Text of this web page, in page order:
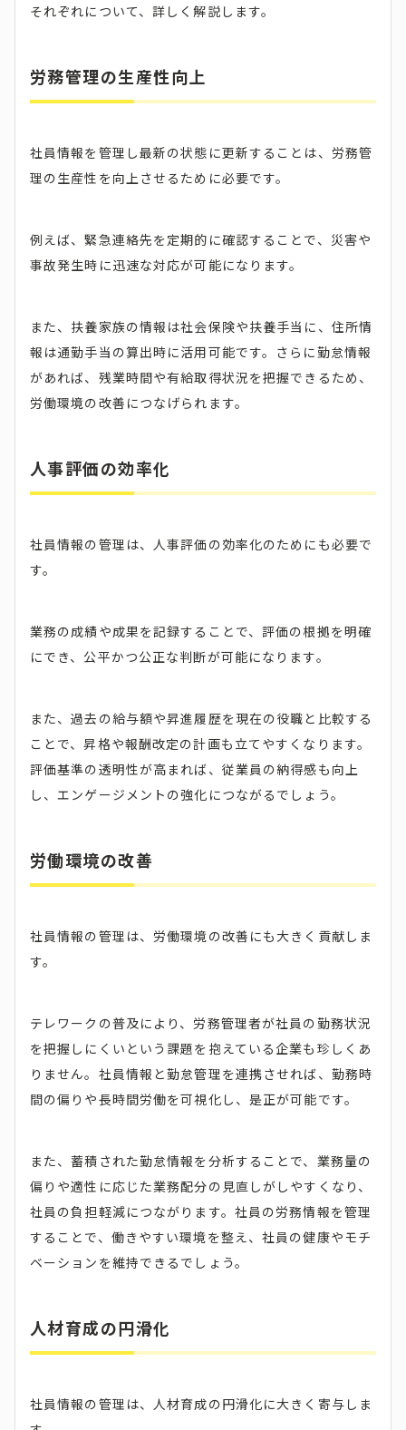
それぞれについて、詳しく解説します。
労務管理の生産性向上
社員情報を管理し最新の状態に更新することは、労務管
理の生産性を向上させるために必要です。
例えば、緊急連絡先を定期的に確認することで、災害や
事故発生時に迅速な対応が可能になります。
また、扶養家族の情報は社会保険や扶養手当に、住所情
報は通勤手当の算出時に活用可能です。さらに勤怠情報
があれば、残業時間や有給取得状況を把握できるため、
労働環境の改善につなげられます。
人事評価の効率化
社員情報の管理は、人事評価の効率化のためにも必要で
す。
業務の成績や成果を記録することで、評価の根拠を明確
にでき、公平かつ公正な判断が可能になります。
また、過去の給与額や昇進履歴を現在の役職と比較する
ことで、昇格や報酬改定の計画も立てやすくなります。
評価基準の透明性が高まれば、従業員の納得感も向上
し、エンゲージメントの強化につながるでしょう。
労働環境の改善
社員情報の管理は、労働環境の改善にも大きく貢献しま
す。
テレワークの普及により、労務管理者が社員の勤務状況
を把握しにくいという課題を抱えている企業も珍しくあ
りません。社員情報と勤怠管理を連携させれば、勤務時
間の偏りや長時間労働を可視化し、是正が可能です。
また、蓄積された勤怠情報を分析することで、業務量の
偏りや適性に応じた業務配分の見直しがしやすくなり、
社員の負担軽減につながります。社員の労務情報を管理
することで、働きやすい環境を整え、社員の健康やモチ
ベーションを維持できるでしょう。
人材育成の円滑化
社員情報の管理は、人材育成の円滑化に大きく寄与しま